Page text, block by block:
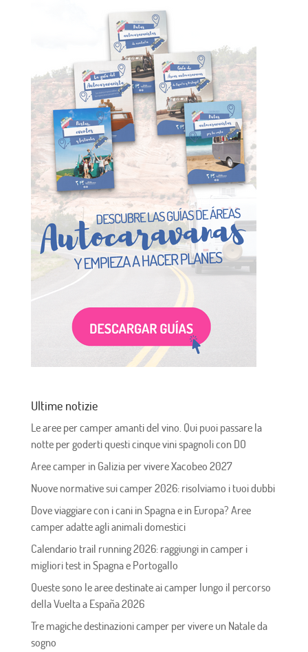
Ultime notizie
Le aree per camper amanti del vino. Qui puoi passare la
notte per goderti questi cinque vini spagnoli con DO
Aree camper in Galizia per vivere Xacobeo 2027
Nuove normative sui camper 2026: risolviamo i tuoi dubbi
Dove viaggiare con i cani in Spagna e in Europa? Aree
camper adatte agli animali domestici
Calendario trail running 2026: raggiungi in camper i
migliori test in Spagna e Portogallo
Queste sono le aree destinate ai camper lungo il percorso
della Vuelta a España 2026
Tre magiche destinazioni camper per vivere un Natale da
sogno